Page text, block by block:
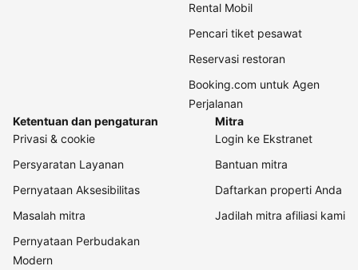
Rental Mobil
Pencari tiket pesawat
Reservasi restoran
Booking.com untuk Agen
Perjalanan
Ketentuan dan pengaturan
Privasi & cookie
Persyaratan Layanan
Pernyataan Aksesibilitas
Masalah mitra
Pernyataan Perbudakan
Modern
Mitra
Login ke Ekstranet
Bantuan mitra
Daftarkan properti Anda
Jadilah mitra afiliasi kami